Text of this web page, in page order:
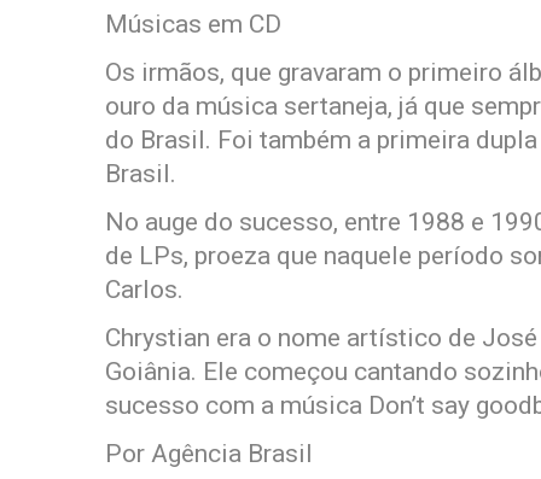
Músicas em CD
Os irmãos, que gravaram o primeiro
ouro da música sertaneja, já que
do Brasil. Foi também a primeira
Brasil.
No auge do sucesso, entre 1988 e
de LPs, proeza que naquele período
Carlos.
Chrystian era o nome artístico de
Goiânia. Ele começou cantando
sucesso com a música Don’t say
Por Agência Brasil